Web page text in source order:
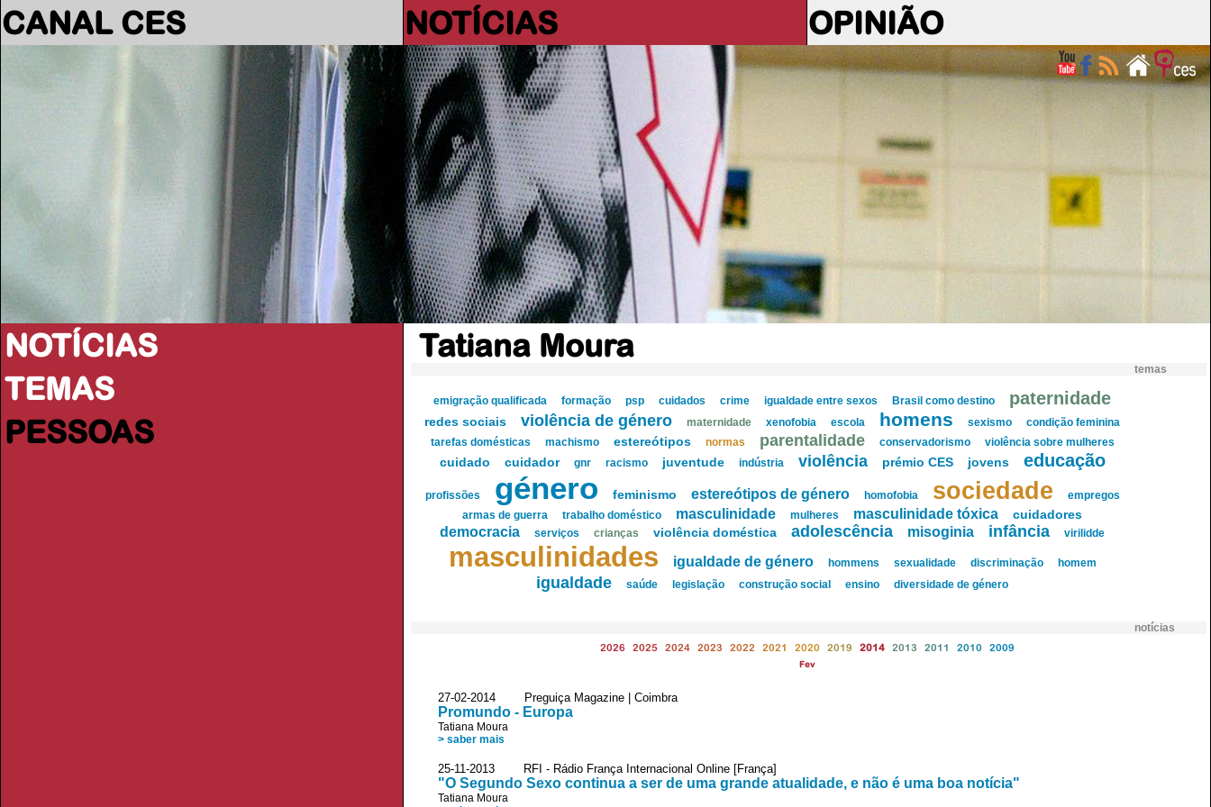
CANAL CES NOTÍCIAS OPINIÃO
NOTÍCIAS
TEMAS
PESSOAS
Tatiana Moura
temas
emigração qualificada formação psp cuidados crime igualdade entre sexos Brasil como destino paternidade
redes sociais violência de género maternidade xenofobia escola homens sexismo
condição feminina
tarefas domésticas
machismo estereótipos normas parentalidade conservadorismo violência sobre mulheres
cuidado cuidador gnr racismo juventude indústria violência prémio CES jovens educação
profissões género feminismo estereótipos de género homofobia sociedade
empregos
armas de guerra
trabalho doméstico masculinidade mulheres masculinidade tóxica cuidadores
democracia serviços crianças violência doméstica adolescência misoginia infância virilidde
masculinidades igualdade de género hommens sexualidade discriminação homem
igualdade saúde legislação construção social ensino diversidade de género
notícias
2026 2025 2024 2023 2022 2021 2020 2019 2014 2013 2011 2010 2009
Fev
27-02-2014 Preguiça Magazine | Coimbra
Promundo - Europa
Tatiana Moura
> saber mais
25-11-2013 RFI - Rádio França Internacional Online [França]
"O Segundo Sexo continua a ser de uma grande atualidade, e não é uma boa notícia"
Tatiana Moura